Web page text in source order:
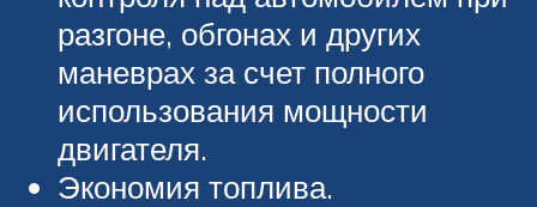
разгоне, обгонах и других
маневрах за счет полного
использования мощности
двигателя.
Экономия топлива.